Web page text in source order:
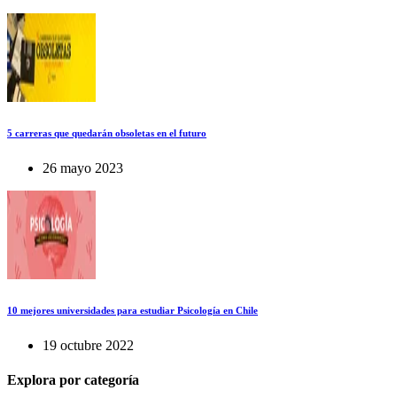
5 carreras que quedarán obsoletas en el futuro
26 mayo 2023
10 mejores universidades para estudiar Psicología en Chile
19 octubre 2022
Explora por categoría